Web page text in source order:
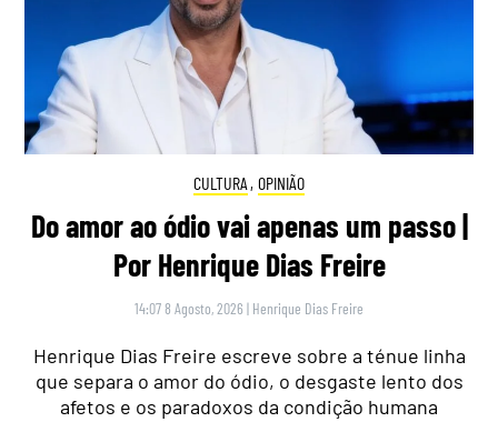
CULTURA , OPINIÃO
Do amor ao ódio vai apenas um passo |
Por Henrique Dias Freire
14:07 8 Agosto, 2026 | Henrique Dias Freire
Henrique Dias Freire escreve sobre a ténue linha
que separa o amor do ódio, o desgaste lento dos
afetos e os paradoxos da condição humana